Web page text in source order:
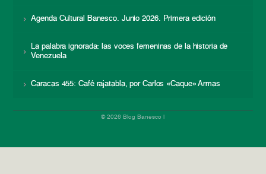
Agenda Cultural Banesco. Junio 2026. Primera edición
La palabra ignorada: las voces femeninas de la historia de
Venezuela
Caracas 455: Café rajatabla, por Carlos «Caque» Armas
© 2026 Blog Banesco |